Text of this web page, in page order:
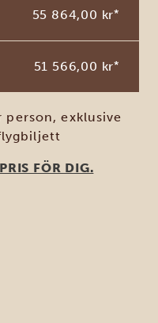
55 864,00 kr*
51 566,00 kr*
exklusive
FÖR DIG.